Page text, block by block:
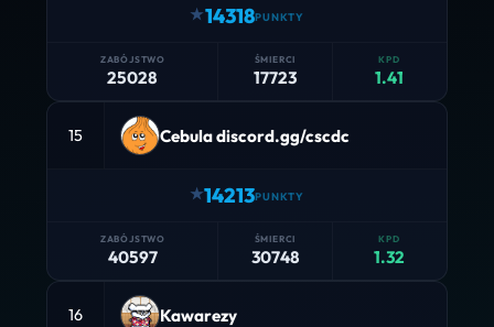
14318
25028 17723 1.41
15 Cebula discord.gg/cscdc
14213
40597 30748 1.32
16 Kawarezy